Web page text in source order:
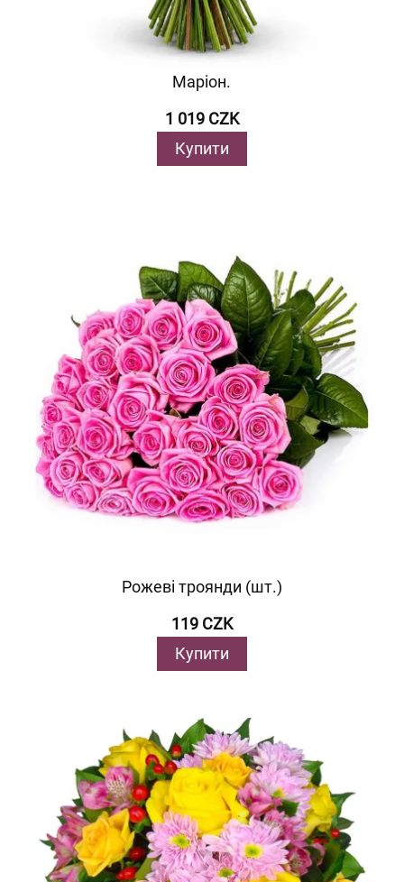
Маріон.
1 019 CZK
Купити
Рожеві троянди (шт.)
119 CZK
Купити